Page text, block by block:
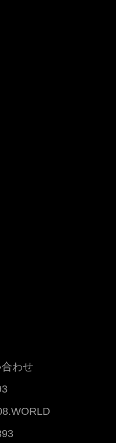
わせ